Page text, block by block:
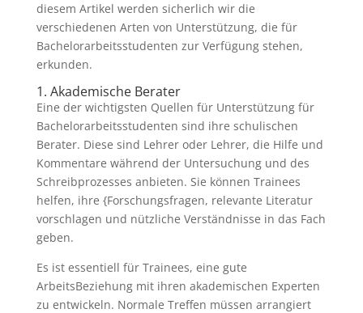
diesem Artikel werden sicherlich wir die
verschiedenen Arten von Unterstützung, die für
Bachelorarbeitsstudenten zur Verfügung stehen,
erkunden.
1. Akademische Berater
Eine der wichtigsten Quellen für Unterstützung für
Bachelorarbeitsstudenten sind ihre schulischen
Berater. Diese sind Lehrer oder Lehrer, die Hilfe und
Kommentare während der Untersuchung und des
Schreibprozesses anbieten. Sie können Trainees
helfen, ihre {Forschungsfragen, relevante Literatur
vorschlagen und nützliche Verständnisse in das Fach
geben.
Es ist essentiell für Trainees, eine gute
ArbeitsBeziehung mit ihren akademischen Experten
zu entwickeln. Normale Treffen müssen arrangiert